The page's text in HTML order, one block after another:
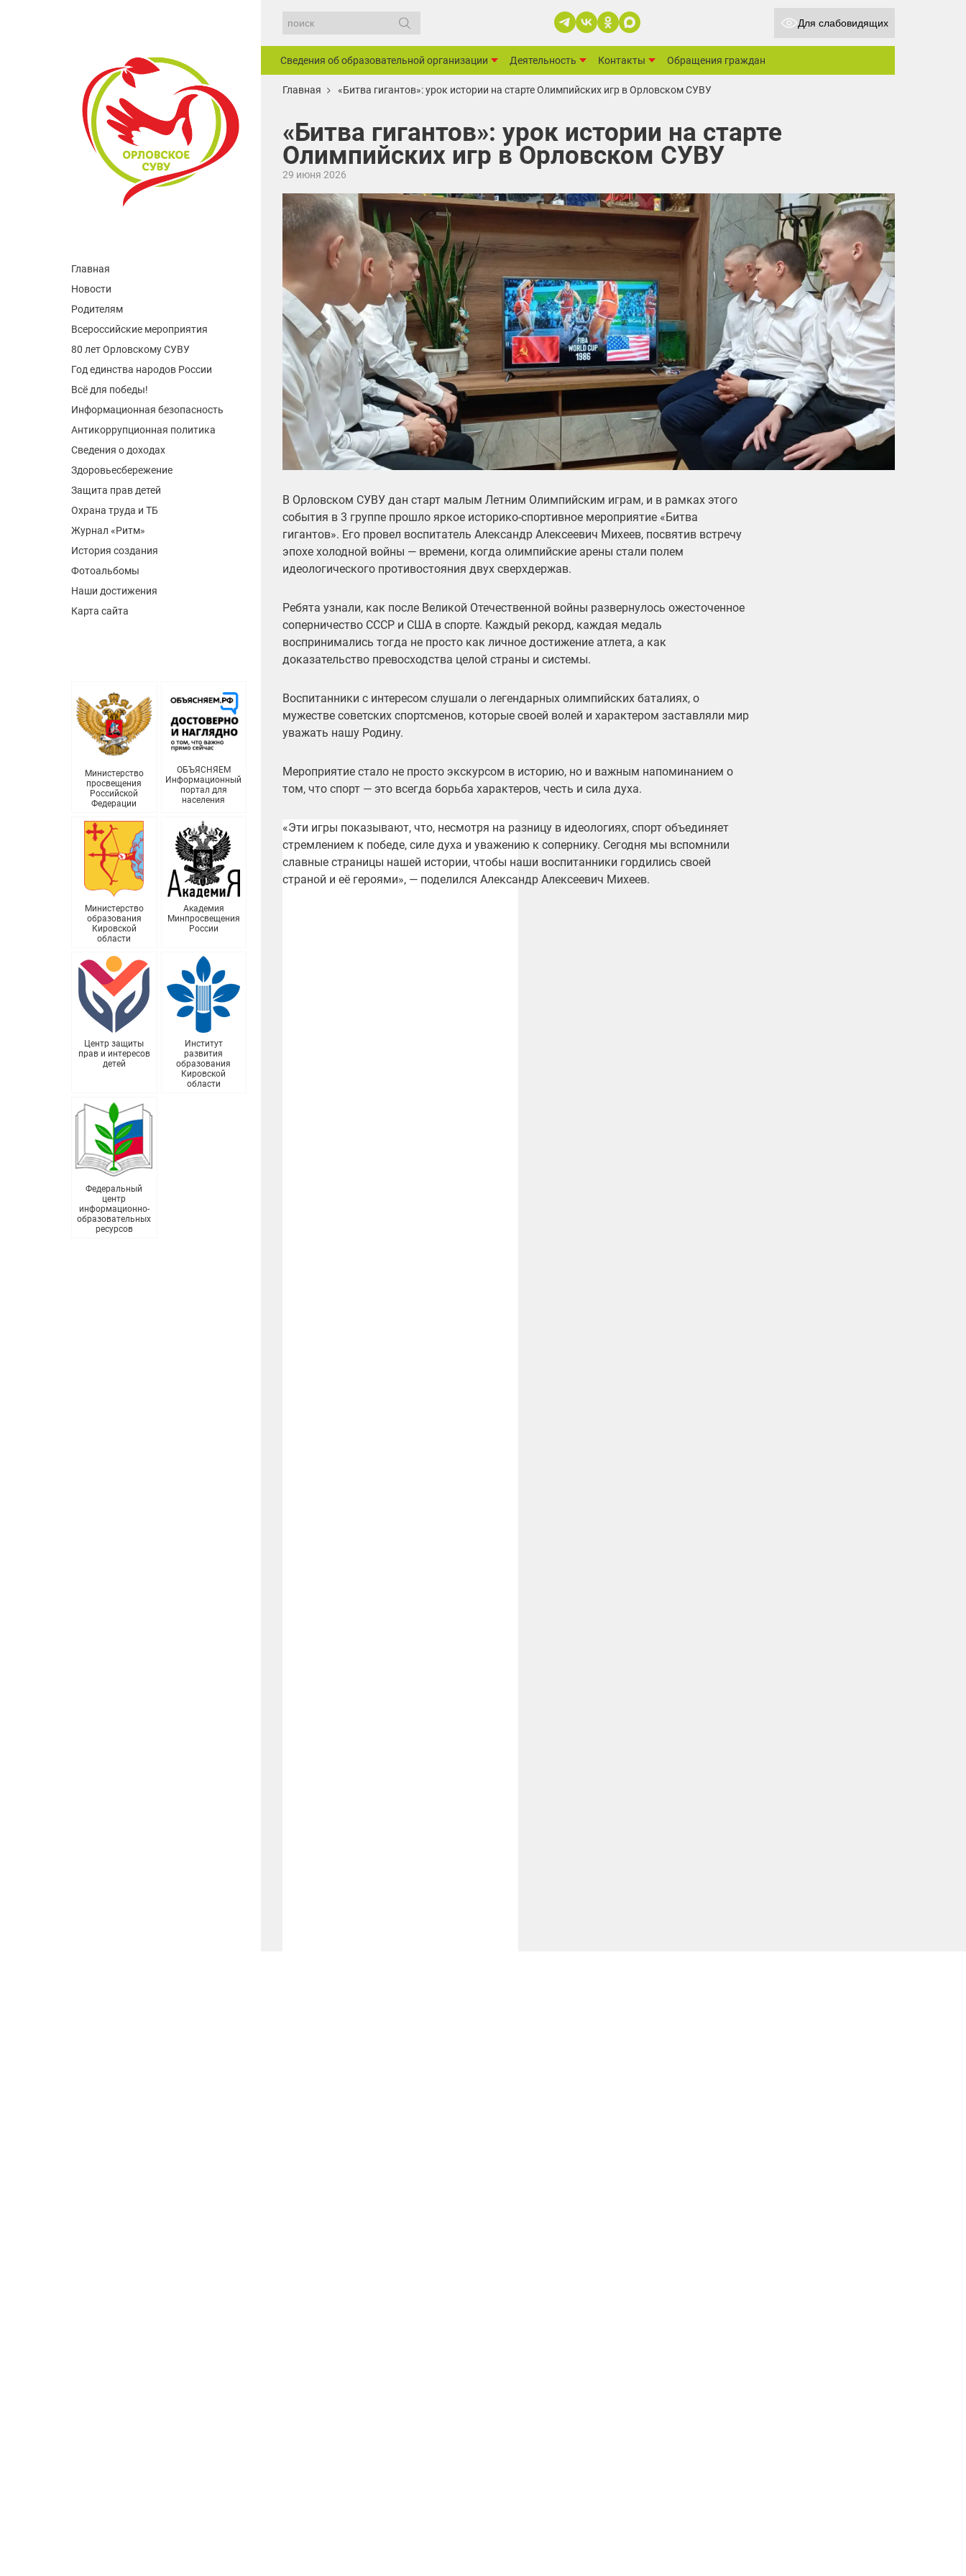
Главная
Новости
Родителям
Всероссийские мероприятия
80 лет Орловскому СУВУ
Год единства народов России
Всё для победы!
Информационная безопасность
Антикоррупционная политика
Сведения о доходах
Здоровьесбережение
Защита прав детей
Охрана труда и ТБ
Журнал «Ритм»
История создания
Фотоальбомы
Наши достижения
Карта сайта
Министерство
просвещения
Российской
Федерации
ОБЪЯСНЯЕМ
Информационный
портал для
населения
Министерство
образования
Кировской
области
Академия
Минпросвещения
России
Центр защиты
прав и интересов
детей
Институт
развития
образования
Кировской
области
Федеральный
центр
информационно-
образовательных
ресурсов
Для слабовидящих
Сведения об образовательной организации Деятельность Контакты Обращения граждан
Главная «Битва гигантов»: урок истории на старте Олимпийских игр в Орловском СУВУ
«Битва гигантов»: урок истории на старте
Олимпийских игр в Орловском СУВУ
29 июня 2026
В Орловском СУВУ дан старт малым Летним Олимпийским играм, и в рамках этого
события в 3 группе прошло яркое историко-спортивное мероприятие «Битва
гигантов». Его провел воспитатель Александр Алексеевич Михеев, посвятив встречу
эпохе холодной войны — времени, когда олимпийские арены стали полем
идеологического противостояния двух сверхдержав.
Ребята узнали, как после Великой Отечественной войны развернулось ожесточенное
соперничество СССР и США в спорте. Каждый рекорд, каждая медаль
воспринимались тогда не просто как личное достижение атлета, а как
доказательство превосходства целой страны и системы.
Воспитанники с интересом слушали о легендарных олимпийских баталиях, о
мужестве советских спортсменов, которые своей волей и характером заставляли мир
уважать нашу Родину.
Мероприятие стало не просто экскурсом в историю, но и важным напоминанием о
том, что спорт — это всегда борьба характеров, честь и сила духа.
«Эти игры показывают, что, несмотря на разницу в идеологиях, спорт объединяет
стремлением к победе, силе духа и уважению к сопернику. Сегодня мы вспомнили
славные страницы нашей истории, чтобы наши воспитанники гордились своей
страной и её героями», — поделился Александр Алексеевич Михеев.